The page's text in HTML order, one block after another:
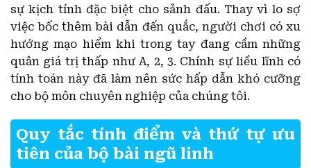
sự kịch tính đặc biệt cho sảnh đấu. Thay vì lo sợ
việc bốc thêm bài dẫn đến quắc, người chơi có xu
hướng mạo hiểm khi trong tay đang cầm những
quân giá trị thấp như A, 2, 3. Chính sự liều lĩnh có
tính toán này đã làm nên sức hấp dẫn khó cưỡng
cho bộ môn chuyên nghiệp của chúng tôi.
Quy tắc tính điểm và thứ tự ưu
tiên của bộ bài ngũ linh